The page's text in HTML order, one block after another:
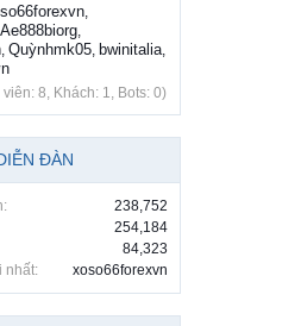
Ae888biorg
Quỳnhmk05 bwinitalia
8, Khách: 1, Bots: 0)
ĐÀN
238,752
254,184
84,323
nhất:
xoso66forexvn